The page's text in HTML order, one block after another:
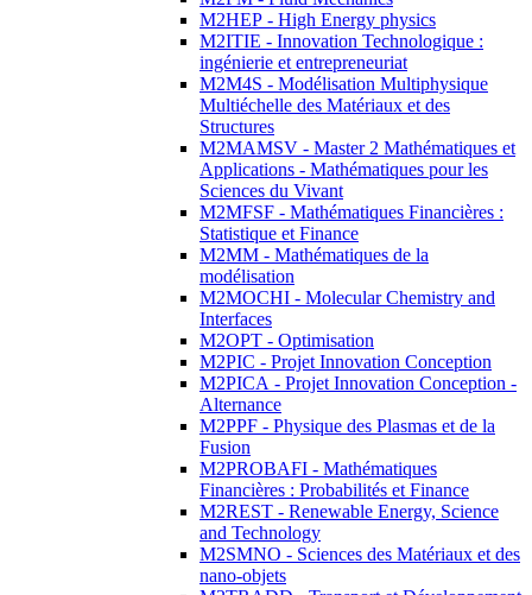
M2HEP - High Energy physics
M2ITIE - Innovation Technologique :
ingénierie et entrepreneuriat
M2M4S - Modélisation Multiphysique
Multiéchelle des Matériaux et des
Structures
M2MAMSV - Master 2 Mathématiques et
Applications - Mathématiques pour les
Sciences du Vivant
M2MFSF - Mathématiques Financières :
Statistique et Finance
M2MM - Mathématiques de la
modélisation
M2MOCHI - Molecular Chemistry and
Interfaces
M2OPT - Optimisation
M2PIC - Projet Innovation Conception
M2PICA - Projet Innovation Conception -
Alternance
M2PPF - Physique des Plasmas et de la
Fusion
M2PROBAFI - Mathématiques
Financières : Probabilités et Finance
M2REST - Renewable Energy, Science
and Technology
M2SMNO - Sciences des Matériaux et des
nano-objets